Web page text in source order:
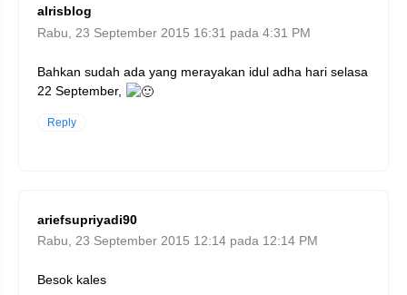
alrisblog
Rabu, 23 September 2015 16:31 pada 4:31 PM
Bahkan sudah ada yang merayakan idul adha hari selasa
22 September,
Reply
ariefsupriyadi90
Rabu, 23 September 2015 12:14 pada 12:14 PM
Besok kales